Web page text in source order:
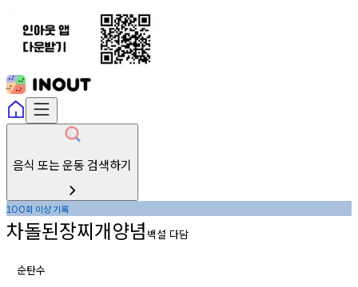
음식 또는 운동 검색하기
100회 이상기록
차돌된장찌개양념 백설 다담
순탄수